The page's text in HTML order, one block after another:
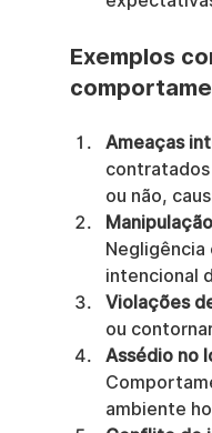
Exemplos
Ameaças
ou não,
Negligência
intencional
Violações
ou
Assédio no
ambiente